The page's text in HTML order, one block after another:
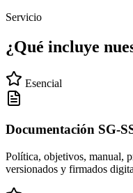
Servicio
¿Qué incluye
Esencial
Documentación SG-
Política, objetivos, manual,
versionados y firmados